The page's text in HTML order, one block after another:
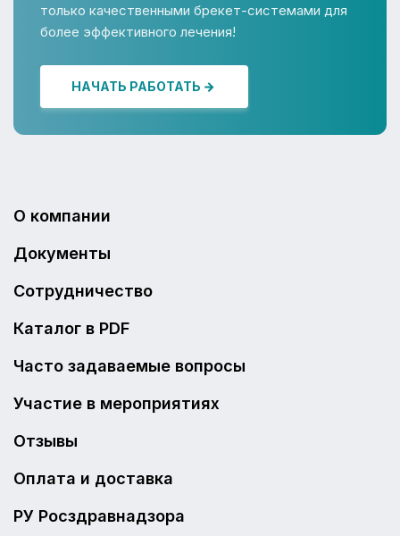
только качественными брекет-системами для
более эффективного лечения!
НАЧАТЬ РАБОТАТЬ
О компании
Документы
Сотрудничество
Каталог в PDF
Часто задаваемые вопросы
Участие в мероприятиях
Отзывы
Оплата и доставка
РУ Росздравнадзора